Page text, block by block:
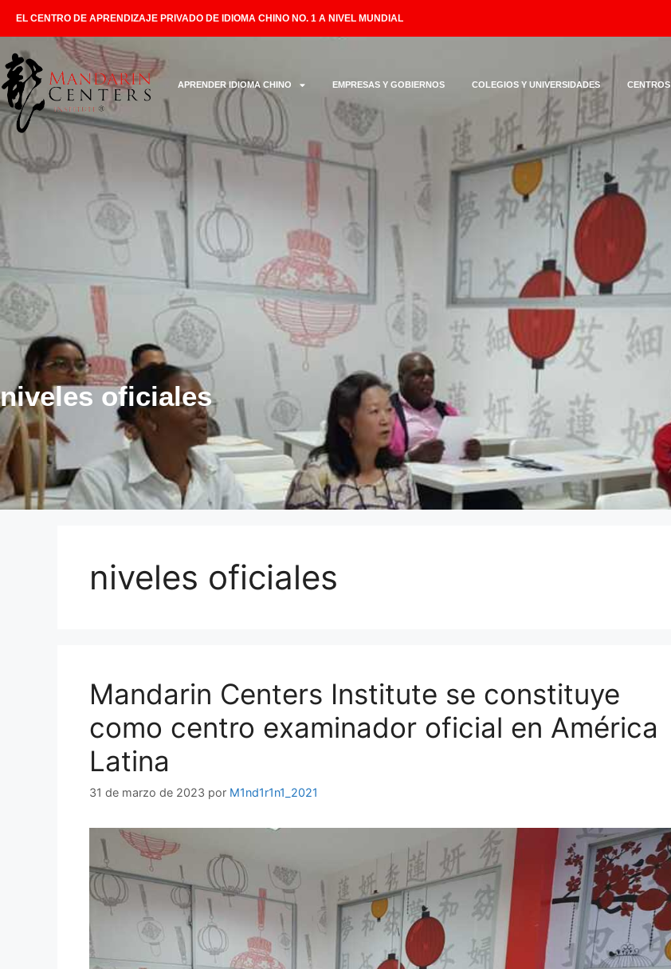
EL CENTRO DE APRENDIZAJE PRIVADO DE IDIOMA CHINO NO. 1 A NIVEL MUNDIAL
APRENDER IDIOMA CHINO EMPRESAS Y GOBIERNOS COLEGIOS Y UNIVERSIDADES CENTROS
niveles oficiales
niveles oficiales
Mandarin Centers Institute se constituye
como centro examinador oficial en América
Latina
31 de marzo de 2023 por M1nd1r1n1_2021